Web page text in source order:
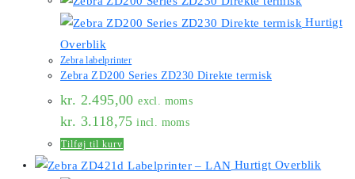
Hurtigt
Overblik
Zebra labelprinter
Zebra ZD200 Series ZD230 Direkte termisk
kr. 2.495,00 excl. moms
kr. 3.118,75 incl. moms
Tilføj til kurv
Hurtigt Overblik